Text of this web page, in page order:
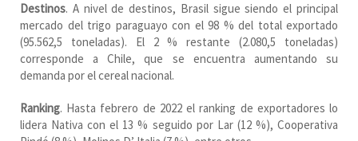
Destinos. A nivel de destinos, Brasil sigue siendo el principal
mercado del trigo paraguayo con el 98 % del total exportado
(95.562,5 toneladas). El 2 % restante (2.080,5 toneladas)
corresponde a Chile, que se encuentra aumentando su
demanda por el cereal nacional.
Ranking. Hasta febrero de 2022 el ranking de exportadores lo
lidera Nativa con el 13 % seguido por Lar (12 %), Cooperativa